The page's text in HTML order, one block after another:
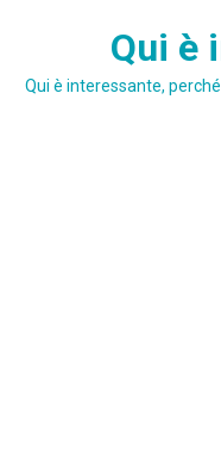
Qui è
Qui è interessante,